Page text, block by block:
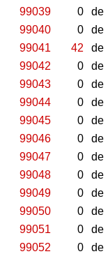
99039
0 de
99040
0 de
99041
42 de
99042
0 de
99043
0 de
99044
0 de
99045
0 de
99046
0 de
99047
0 de
99048
0 de
99049
0 de
99050
0 de
99051
0 de
99052
0 de